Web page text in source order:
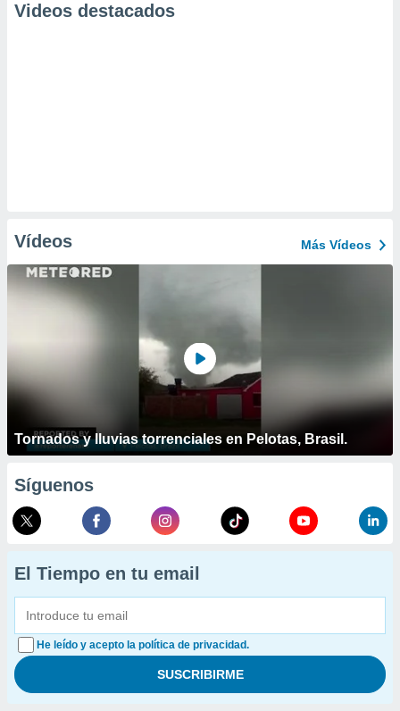
Videos destacados
Vídeos Más Vídeos
Tornados y lluvias torrenciales en Pelotas, Brasil.
Síguenos
El Tiempo en tu email
He leído y acepto la política de privacidad.